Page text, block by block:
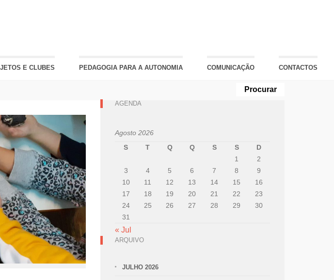
E CLUBES PEDAGOGIA PARA A AUTONOMIA COMUNICAÇÃO CONTACTOS
AGENDA
Agosto 2026
S
T Q Q S S
D
1
2
3
4 5 6 7 8
9
10
11 12 13 14 15
16
17
18 19 20 21 22
23
24
25 26 27 28 29
30
31
« Jul
ARQUIVO
JULHO 2026